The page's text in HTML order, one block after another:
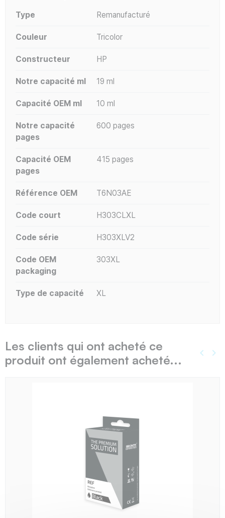
Type Remanufacturé
Couleur Tricolor
Constructeur HP
Notre capacité ml 19 ml
Capacité OEM ml 10 ml
Notre capacité
pages
600 pages
Capacité OEM
pages
415 pages
Référence OEM T6N03AE
Code court H303CLXL
Code série H303XLV2
Code OEM
packaging
303XL
Type de capacité XL
Les clients qui ont acheté ce
produit ont également acheté...
keyboard_arrow_left keyboard_arrow_right